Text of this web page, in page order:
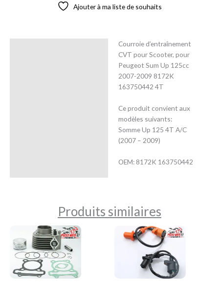
Ajouter à ma liste de souhaits
Courroie d’entraînement
CVT pour Scooter, pour
Peugeot Sum Up 125cc
2007-2009 8172K
163750442 4T
Ce produit convient aux
modèles suivants:
Somme Up 125 4T A/C
(2007 – 2009)
OEM: 8172K 163750442
Produits similaires